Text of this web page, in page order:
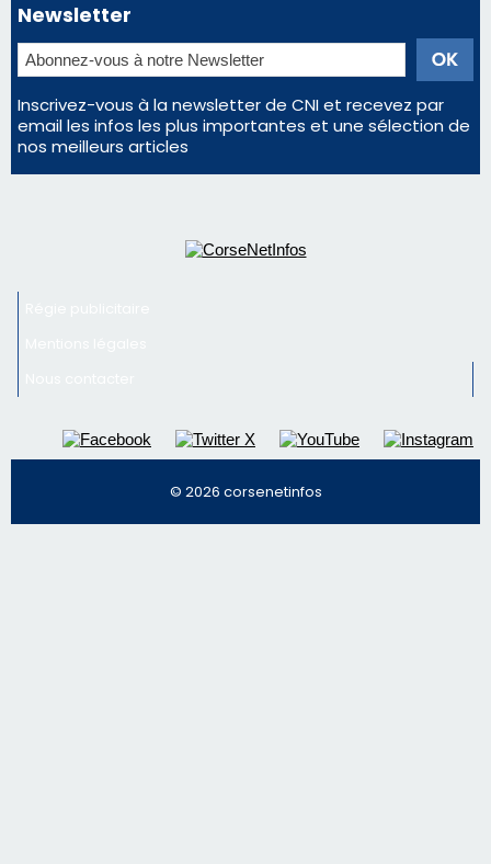
Newsletter
Inscrivez-vous à la newsletter de CNI et recevez par
email les infos les plus importantes et une sélection de
nos meilleurs articles
© 2026 corsenetinfos